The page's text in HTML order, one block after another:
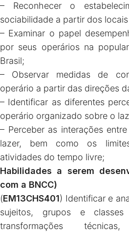
– Reconhecer o
sociabilidade a partir dos
– Examinar o papel
por seus operários na
Brasil;
– Observar medidas de
operário a partir das direções
– Identificar as diferentes
operário organizado sobre o
– Perceber as interações
lazer, bem como os
atividades do tempo livre;
Habilidades a serem
com a BNCC)
(EM13CHS401) Identificar e
sujeitos, grupos e
transformações